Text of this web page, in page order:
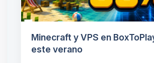
Minecraft y VPS en
este verano